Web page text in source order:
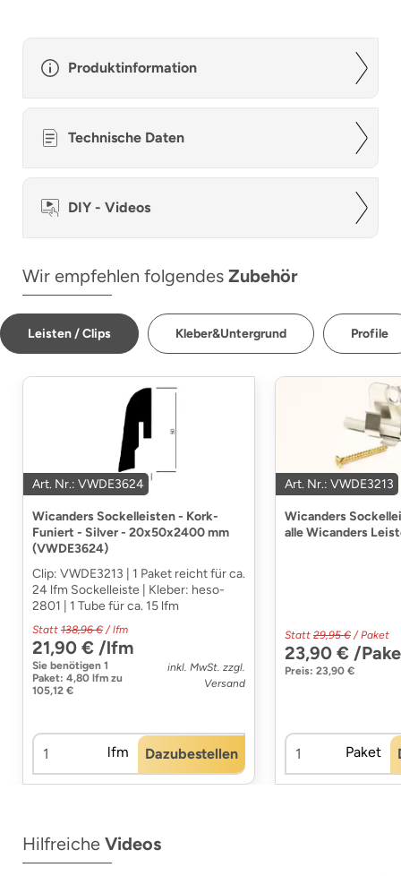
Produktinformation
Technische Daten
DIY - Videos
Wir empfehlen folgendes Zubehör
Leisten / Clips Kleber&Untergrund Profile
Art. Nr.: VWDE3624
Wicanders Sockelleisten - Kork-
Funiert - Silver - 20x50x2400 mm
(VWDE3624)
Clip: VWDE3213 | 1 Paket reicht für ca.
24 lfm Sockelleiste | Kleber: heso-
2801 | 1 Tube für ca. 15 lfm
Statt 138,96 € / lfm
21,90 € /lfm
Sie benötigen 1
Paket: 4,80 lfm zu
105,12 €
inkl. MwSt. zzgl.
Versand
lfm Dazubestellen
Art. Nr.: VWDE3213
Wicanders
alle Wicanders
Statt 29,95 € / Paket
23,90 € /
Preis: 23,90 €
Paket
Hilfreiche Videos